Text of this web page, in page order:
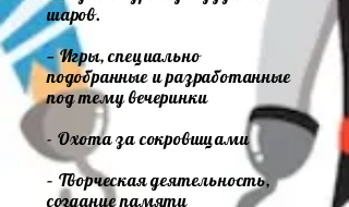
шаров.
— Игры, специально
подобранные и разработанные
под тему вечеринки
- Охота за сокровищами
– Творческая деятельность,
создание памяти